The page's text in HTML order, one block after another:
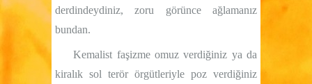
derdindeydiniz, zoru görünce ağlamanız
bundan.
Kemalist faşizme omuz verdiğiniz ya da
kiralık sol terör örgütleriyle poz verdiğiniz